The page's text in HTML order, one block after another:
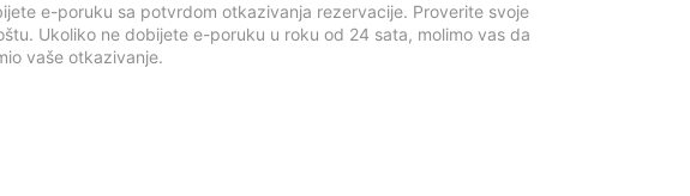
e-poruku sa potvrdom otkazivanja rezervacije. Proverite svoje
Ukoliko ne dobijete e-poruku u roku od 24 sata, molimo vas da
vaše otkazivanje.